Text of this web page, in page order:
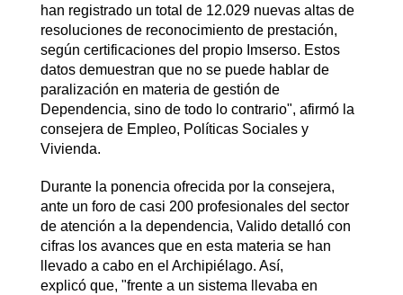
han registrado un total de 12.029 nuevas altas de
resoluciones de reconocimiento de prestación,
según certificaciones del propio Imserso. Estos
datos demuestran que no se puede hablar de
paralización en materia de gestión de
Dependencia, sino de todo lo contrario", afirmó la
consejera de Empleo, Políticas Sociales y
Vivienda.
Durante la ponencia ofrecida por la consejera,
ante un foro de casi 200 profesionales del sector
de atención a la dependencia, Valido detalló con
cifras los avances que en esta materia se han
llevado a cabo en el Archipiélago. Así,
explicó que, "frente a un sistema llevaba en